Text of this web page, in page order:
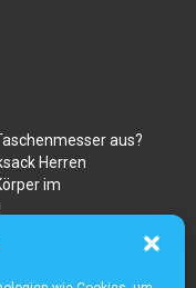
aus?
Herren
im